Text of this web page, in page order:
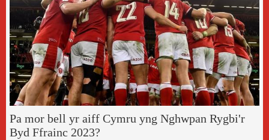
Pa mor bell yr aiff Cymru yng Nghwpan Rygbi'r
Byd Ffrainc 2023?